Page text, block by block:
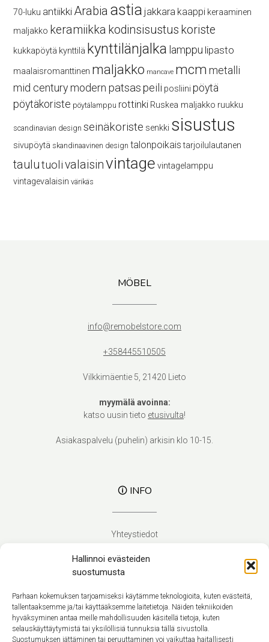
Hallinnoi evästeiden
suostumusta
Parhaan kokemuksen tarjoamiseksi käytämme teknologioita, kuten evästeitä,
tallentaaksemme ja/tai käyttääksemme laitetietoja. Näiden tekniikoiden
hyväksyminen antaa meille mahdollisuuden käsitellä tietoja, kuten
selauskäyttäytymistä tai yksilöllisiä tunnuksia tällä sivustolla.
Suostumuksen jättäminen tai peruuttaminen voi vaikuttaa haitallisesti
70-luku antiikki Arabia astia jakkara kaappi keraaminen
maljakko keramiikka kodinsisustus koriste
kukkapöytä kynttilä kynttilänjalka lamppu lipasto
maalaisromanttinen maljakko mancave mcm metalli
mid century modern patsaspeili posliini pöytä
pöytäkoriste pöytälamppu rottinki Ruskea maljakko ruukku
scandinavian design seinäkoriste senkki sisustus
sivupöytä skandinaavinen design talonpoikais tarjoilulautanen
taulutuolivalaisinvintage vintagelamppu
vintagevalaisin värikäs
MÖBEL
info@remobelstore.com
+358445510505
Vilkkimäentie 5, 21420 Lieto
myymälä avoinna:
katso uusin tieto etusivulta!
Asiakaspalvelu (puhelin) arkisin klo 10-15.
🛈 INFO
Yhteystiedot
Toimitusehdot
Tietosuojaseloste
Suomi